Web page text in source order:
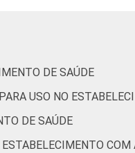
-
DE SAÚDE
USO NO
DE SAÚDE